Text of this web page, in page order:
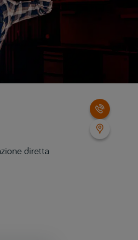
diretta